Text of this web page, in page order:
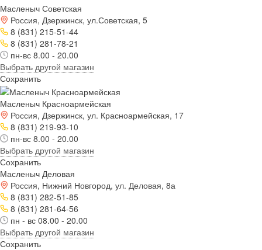
Масленыч Советская
Россия, Дзержинск, ул.Советская, 5
8 (831) 215-51-44
8 (831) 281-78-21
пн-вс 8.00 - 20.00
Выбрать другой магазин
Сохранить
Масленыч Красноармейская
Россия, Дзержинск, ул. Красноармейская, 17
8 (831) 219-93-10
пн-вс 8.00 - 20.00
Выбрать другой магазин
Сохранить
Масленыч Деловая
Россия, Нижний Новгород, ул. Деловая, 8а
8 (831) 282-51-85
8 (831) 281-64-56
пн - вс 08.00 - 20.00
Выбрать другой магазин
Сохранить